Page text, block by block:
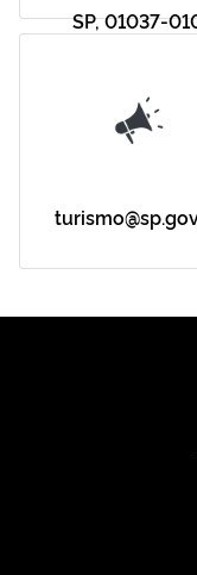
SP, 01037-